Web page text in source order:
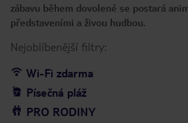
zábavu během dovolené se postará
představeními a živou hudbou.
Nejoblíbenější filtry:
Wi-Fi zdarma
Písečná pláž
PRO RODINY